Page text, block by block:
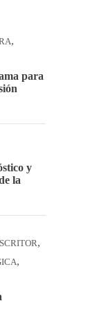
,
para
y
la
,
,